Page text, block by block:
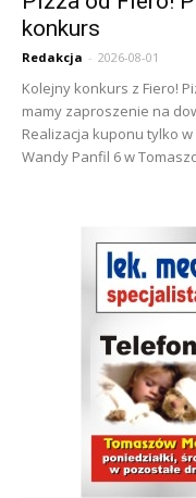
konkurs
Redakcja - 2026-08-01
Kolejny konkurs z Fiero!
mamy zaproszenie na
Realizacja kuponu tylko
Wandy Panfil 6 w